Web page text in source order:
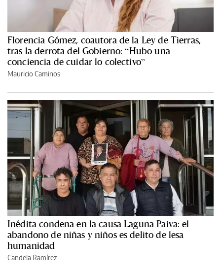
Florencia Gómez, coautora de la Ley de Tierras,
tras la derrota del Gobierno: “Hubo una
conciencia de cuidar lo colectivo”
Mauricio Caminos
Inédita condena en la causa Laguna Paiva: el
abandono de niñas y niños es delito de lesa
humanidad
Candela Ramírez